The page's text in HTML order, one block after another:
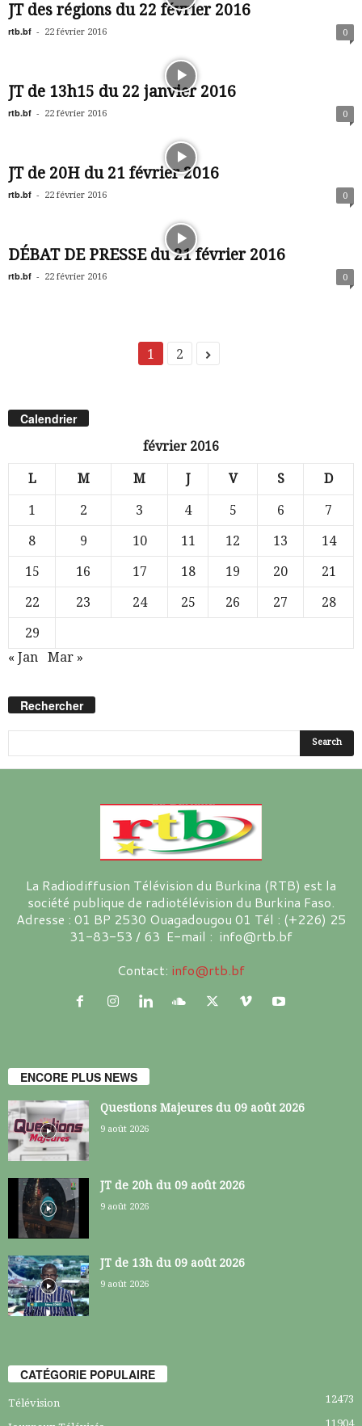
JT des régions du 22 février 2016
rtb.bf - 22 février 2016 0
JT de 13h15 du 22 janvier 2016
rtb.bf - 22 février 2016 0
JT de 20H du 21 février 2016
rtb.bf - 22 février 2016 0
DÉBAT DE PRESSE du 21 février 2016
rtb.bf - 22 février 2016 0
1 2
Calendrier
février 2016
L M M J V S D
1 2 3 4 5 6
7
8
9 10 11 12 13
14
15
16 17 18 19 20
21
22
23 24 25 26 27
28
29
« Jan
Mar »
Rechercher
La Radiodiffusion Télévision du Burkina (RTB) est la
société publique de radiotélévision du Burkina Faso.
Adresse : 01 BP 2530 Ouagadougou 01 Tél : (+226) 25
31-83-53 / 63 E-mail : info@rtb.bf
Contact: info@rtb.bf
ENCORE PLUS NEWS
Questions Majeures du 09 août 2026
9 août 2026
JT de 20h du 09 août 2026
9 août 2026
JT de 13h du 09 août 2026
9 août 2026
CATÉGORIE POPULAIRE
Télévision 12473
11904